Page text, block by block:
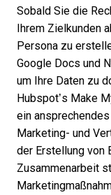
Sobald Sie die
Ihrem Zielkunden
Persona zu
Google Docs und
um Ihre Daten zu
Hubspot’s Make
ein
Marketing- und
der Erstellung von
Zusammenarbeit